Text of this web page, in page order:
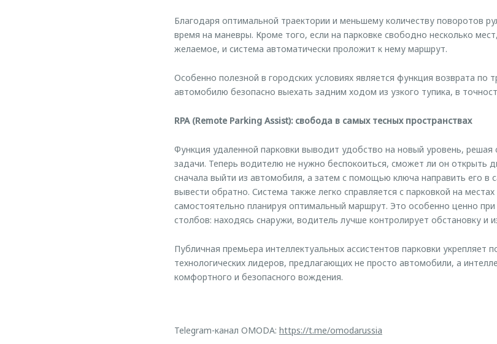
Благодаря оптимальной траектории и меньшему количеству поворотов
время на маневры. Кроме того, если на парковке свободно несколько
желаемое, и система автоматически проложит к нему маршрут.
Особенно полезной в городских условиях является функция возврата по
автомобилю безопасно выехать задним ходом из узкого тупика, в
RPA (Remote Parking Assist): свобода в самых тесных пространствах
Функция удаленной парковки выводит удобство на новый уровень,
задачи. Теперь водителю не нужно беспокоиться, сможет ли он открыть
сначала выйти из автомобиля, а затем с помощью ключа направить его в
вывести обратно. Система также легко справляется с парковкой на
самостоятельно планируя оптимальный маршрут. Это особенно ценно
столбов: находясь снаружи, водитель лучше контролирует обстановку и
Публичная премьера интеллектуальных ассистентов парковки укрепляет
технологических лидеров, предлагающих не просто автомобили, а
комфортного и безопасного вождения.
Telegram-канал OMODA: https://t.me/omodarussia